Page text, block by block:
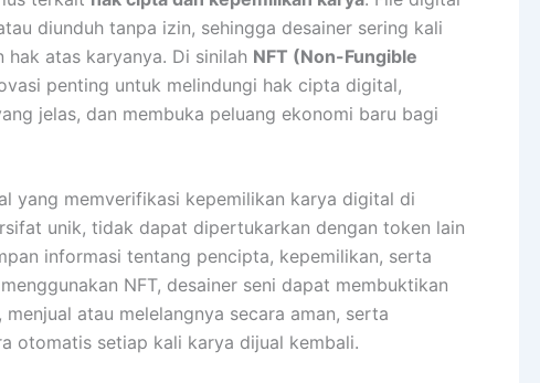
diunduh tanpa izin, sehingga desainer sering kali
hak atas karyanya. Di sinilah NFT (Non-Fungible
penting untuk melindungi hak cipta digital,
jelas, dan membuka peluang ekonomi baru bagi
yang memverifikasi kepemilikan karya digital di
unik, tidak dapat dipertukarkan dengan token lain
informasi tentang pencipta, kepemilikan, serta
NFT, desainer seni dapat membuktikan
atau melelangnya secara aman, serta
otomatis setiap kali karya dijual kembali.